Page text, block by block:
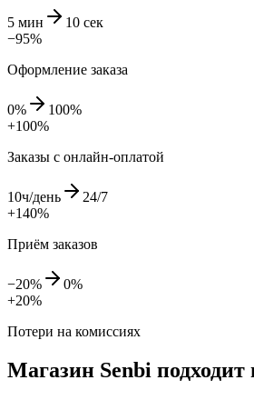
5 мин
10 сек
−95%
Оформление заказа
0%
100%
+100%
Заказы с онлайн-оплатой
10ч/день
24/7
+140%
Приём заказов
−20%
0%
+20%
Потери на комиссиях
Магазин Senbi подходит